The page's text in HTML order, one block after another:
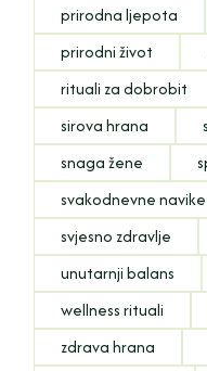
prirodna ljepota
prirodni život
rituali za dobrobit
sirova hrana
snaga žene
svakodnevne navike
svjesno zdravlje
unutarnji balans
wellness rituali
zdrava hrana